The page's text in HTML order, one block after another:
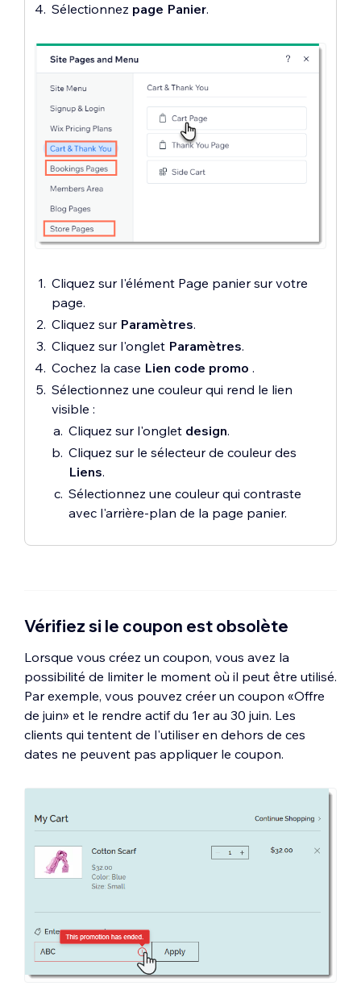
Sélectionnez page Panier.
Cliquez sur l'élément Page panier sur votre
page.
Cliquez sur Paramètres.
Cliquez sur l'onglet Paramètres.
Cochez la case Lien code promo .
Sélectionnez une couleur qui rend le lien
visible :
Cliquez sur l'onglet design.
Cliquez sur le sélecteur de couleur des
Liens.
Sélectionnez une couleur qui contraste
avec l'arrière-plan de la page panier.
Vérifiez si le coupon est obsolète
Lorsque vous créez un coupon, vous avez la
possibilité de limiter le moment où il peut être utilisé.
Par exemple, vous pouvez créer un coupon «Offre
de juin» et le rendre actif du 1er au 30 juin. Les
clients qui tentent de l'utiliser en dehors de ces
dates ne peuvent pas appliquer le coupon.